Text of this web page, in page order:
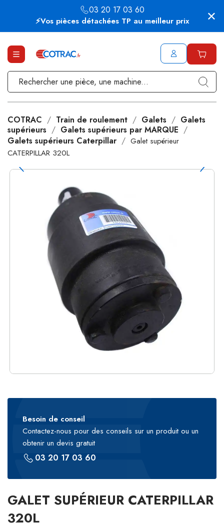
⚡Vos pièces détachées TP au meilleur prix
03 20 17 03 60
COTRAC Train de roulement Galets
Galets
supérieurs
Galets supérieurs par MARQUE
Galets supérieurs Caterpillar
Galet supérieur
CATERPILLAR 320L
Besoin de conseil
Contactez-nous pour des conseils sur un produit ou un
obtenir un devis gratuit
03 20 17 03 60
GALET SUPÉRIEUR CATERPILLAR
320L